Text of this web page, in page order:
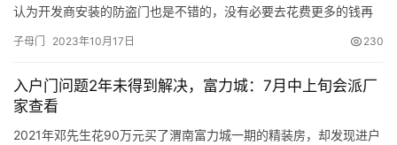
认为开发商安装的防盗门也是不错的，没有必要去花费更多的钱再
全一些。开发商安装的门需要更换吗?听朋友一分析，才知其中的危
前几天和一个做建材的朋友，在一起吃饭，就和他聊到了这个话
题，才明…
子母门 2023年10月17日 230
入户门问题2年未得到解决，富力城：7月中上旬会派厂
家查看
2021年邓先生花90万元买了渭南富力城一期的精装房，却发现进户